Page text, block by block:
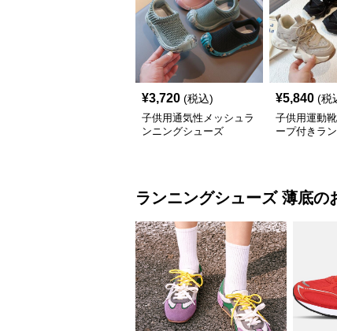
¥3,720 (税込)
子供用通気性メッシュラ
ンニングシューズ
¥5,840 (税
子供用運動
ープ付きラ
ランニングシューズ 薄底の